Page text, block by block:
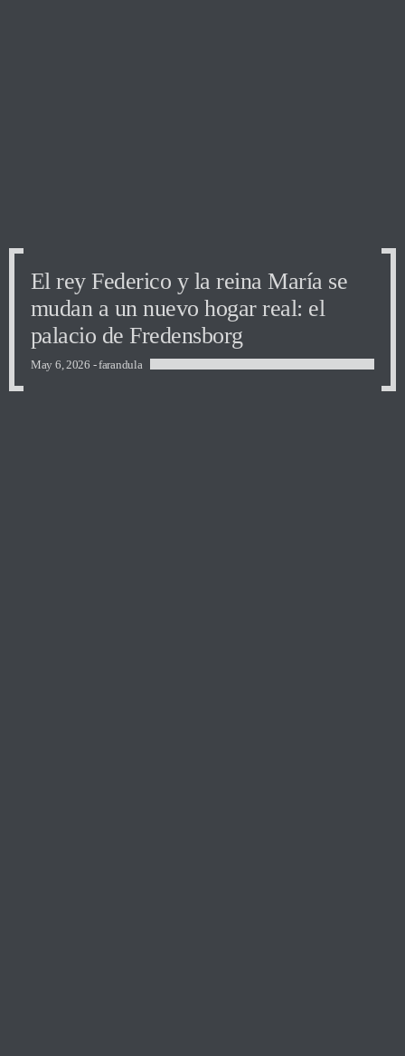
El rey Federico y la reina María se
mudan a un nuevo hogar real: el
palacio de Fredensborg
May 6, 2026 -farandula